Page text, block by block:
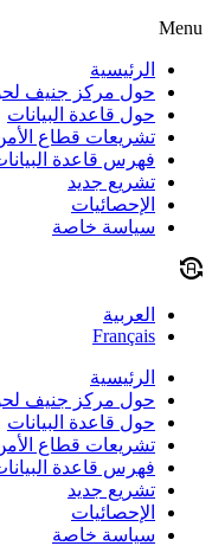
Menu
الرئيسية
حول مركز جنيف
حول قاعدة البيانات
تشريعات قطاع الأمن
فهرس قاعدة
تشريع جديد
الإحصائيات
سياسة خاصة
العربية
Français
الرئيسية
حول مركز جنيف
حول قاعدة البيانات
تشريعات قطاع الأمن
فهرس قاعدة
تشريع جديد
الإحصائيات
سياسة خاصة